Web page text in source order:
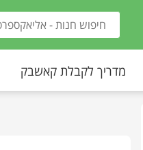
מדריך לקבלת קאשבק